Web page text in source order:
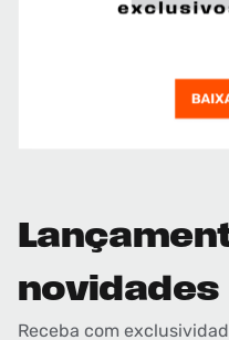
novidades
Receba com